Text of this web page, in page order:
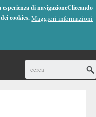
di navigazioneCliccando
cookies.Maggiori informazioni
(0)